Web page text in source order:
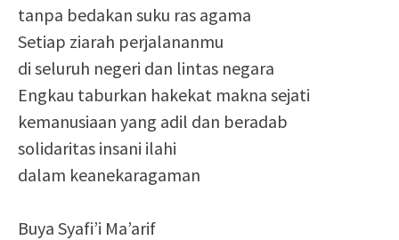
tanpa bedakan suku ras agama
Setiap ziarah perjalananmu
di seluruh negeri dan lintas negara
Engkau taburkan hakekat makna sejati
kemanusiaan yang adil dan beradab
solidaritas insani ilahi
dalam keanekaragaman
Buya Syafi’i Ma’arif